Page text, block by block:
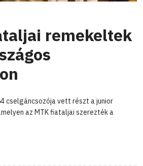
remekeltek
cselgáncsozója vett részt a junior
az MTK fiataljai szerezték a